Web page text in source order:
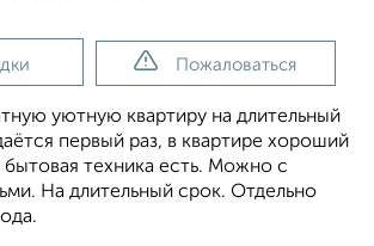
Пожаловаться
уютную квартиру на длительный
первый раз, в квартире хороший
техника есть. Можно с
На длительный срок. Отдельно